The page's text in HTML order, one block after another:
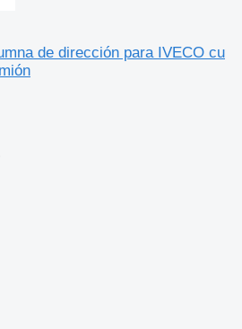
de dirección para IVECO cu